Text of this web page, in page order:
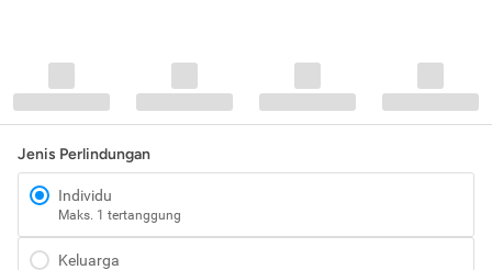
Jenis Perlindungan
Individu
Maks. 1 tertanggung
Keluarga